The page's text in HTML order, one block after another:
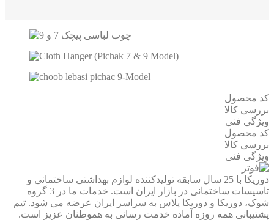
کد محصول
بررسی کالا
ویژگی فنی
کد محصول
بررسی کالا
ویژگی فنی
دوریکا با 25 سال سابقه تولیدکننده لوازم بهداشتی ساختمانی و
تاسیسات ساختمانی در بازار ایران است. خدمات ما در 3 گروه
شوک، دوریکا و دوریکا پلاس به سراسر ایران عرضه می شود. تیم
پشتیبانی همه روزه آماده خدمت رسانی به هموطنان عزیز است.